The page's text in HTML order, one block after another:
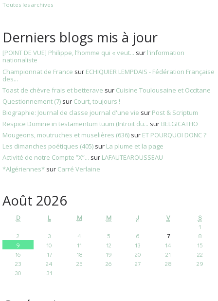
Toutes les archives
Derniers blogs mis à jour
[POINT DE VUE] Philippe, l’homme qui « veut... sur l'information
nationaliste
Championnat de France sur ECHIQUIER LEMPDAIS - Fédération Française
des...
Toast de chèvre frais et betterave sur Cuisine Toulousaine et Occitane
Questionnement (7) sur Court, toujours !
Biographie: Journal de classe journal d'une vie sur Post & Scriptum
Respice Domine in testamentum tuum (Introit du... sur BELGICATHO
Mougeons, moutruches et muselières (636) sur ET POURQUOI DONC ?
Les dimanches poétiques (405) sur La plume et la page
Activité de notre Compte ”X”... sur LAFAUTEAROUSSEAU
*Algériennes* sur Carré Verlaine
Août 2026
D L M M J V
S
1
2
3 4 5 6 7
8
9
10 11 12 13 14
15
16
17 18 19 20 21
22
23
24 25 26 27 28
29
30
31